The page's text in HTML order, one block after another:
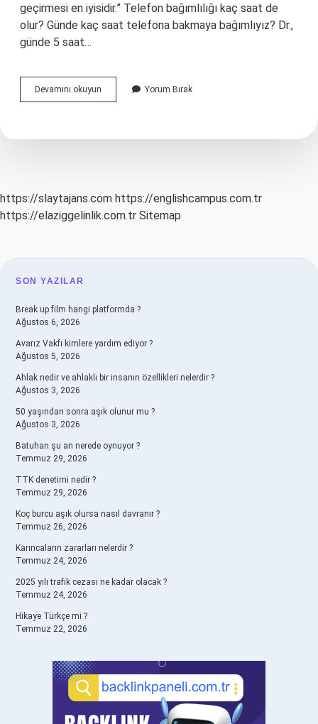
geçirmesi en iyisidir.” Telefon bağımlılığı kaç saat de
olur? Günde kaç saat telefona bakmaya bağımlıyız? Dr.,
günde 5 saat…
Devamını okuyun
Kaç
Bakmak
Yorum Bırak
https://slaytajans.com https://englishcampus.com.tr
https://elaziggelinlik.com.tr Sitemap
SIDEBAR
SON YAZILAR
Break up film hangi platformda ?
Ağustos 6, 2026
Avarız Vakfı kimlere yardım ediyor ?
Ağustos 5, 2026
Ahlak nedir ve ahlaklı bir insanın özellikleri nelerdir ?
Ağustos 3, 2026
50 yaşından sonra aşık olunur mu ?
Ağustos 3, 2026
Batuhan şu an nerede oynuyor ?
Temmuz 29, 2026
TTK denetimi nedir ?
Temmuz 29, 2026
Koç burcu aşık olursa nasıl davranır ?
Temmuz 26, 2026
Karıncaların zararları nelerdir ?
Temmuz 24, 2026
2025 yılı trafik cezası ne kadar olacak ?
Temmuz 24, 2026
Hikaye Türkçe mi ?
Temmuz 22, 2026